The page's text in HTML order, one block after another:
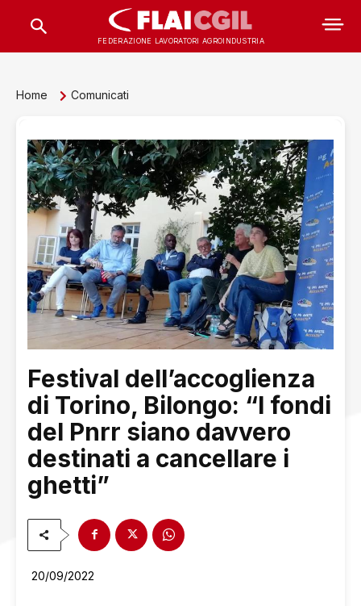
FEDERAZIONE LAVORATORI AGROINDUSTRIA
Home Comunicati
Festival dell’accoglienza
di Torino, Bilongo: “I fondi
del Pnrr siano davvero
destinati a cancellare i
ghetti”
20/09/2022